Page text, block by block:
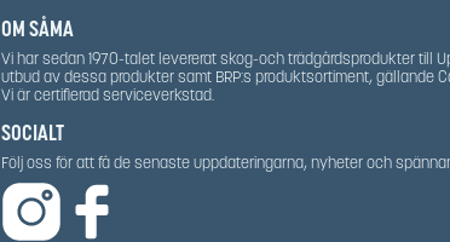
OM SÅMA
Vi har sedan 1970-talet levererat skog-och trädgårdsprodukter till
utbud av dessa produkter samt BRP:s produktsortiment, gällande
Vi är certifierad serviceverkstad.
SOCIALT
Följ oss för att få de senaste uppdateringarna, nyheter och